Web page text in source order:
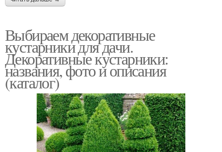
Выбираем декоративные
кустарники для дачи.
Декоративные кустарники:
названия, фото и описания
(каталог)